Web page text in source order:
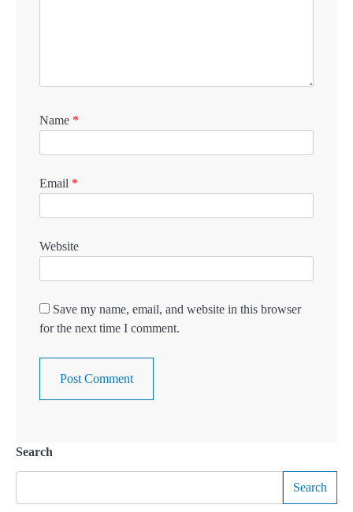
Name *
Email *
Website
Save my name, email, and website in this browser
for the next time I comment.
Search
Search